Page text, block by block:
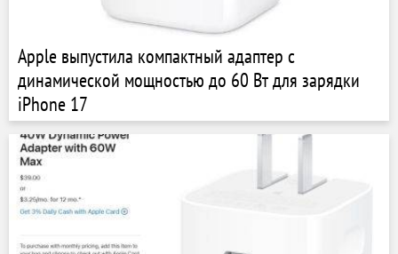
Apple выпустила компактный адаптер с
динамической мощностью до 60 Вт для зарядки
iPhone 17